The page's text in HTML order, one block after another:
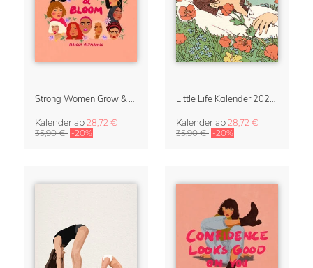
Strong Women Grow & Bloom Kalender 2027
Kalender ab 28,72 €
35,90 € -20%
Little Life Kalender 2027 von Simone Goder
Kalender ab 28,72 €
35,90 € -20%